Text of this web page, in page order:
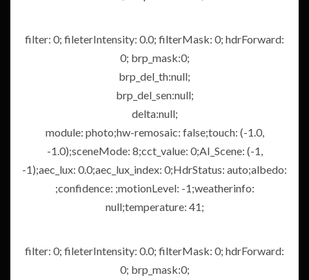
filter: 0; fileterIntensity: 0.0; filterMask: 0; hdrForward:
0; brp_mask:0;
brp_del_th:null;
brp_del_sen:null;
delta:null;
module: photo;hw-remosaic: false;touch: (-1.0,
-1.0);sceneMode: 8;cct_value: 0;AI_Scene: (-1,
-1);aec_lux: 0.0;aec_lux_index: 0;HdrStatus: auto;albedo:
;confidence: ;motionLevel: -1;weatherinfo:
null;temperature: 41;
filter: 0; fileterIntensity: 0.0; filterMask: 0; hdrForward:
0; brp_mask:0;